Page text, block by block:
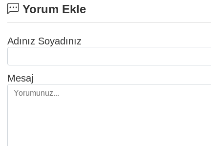
Yorum Ekle
Adınız Soyadınız
Mesaj